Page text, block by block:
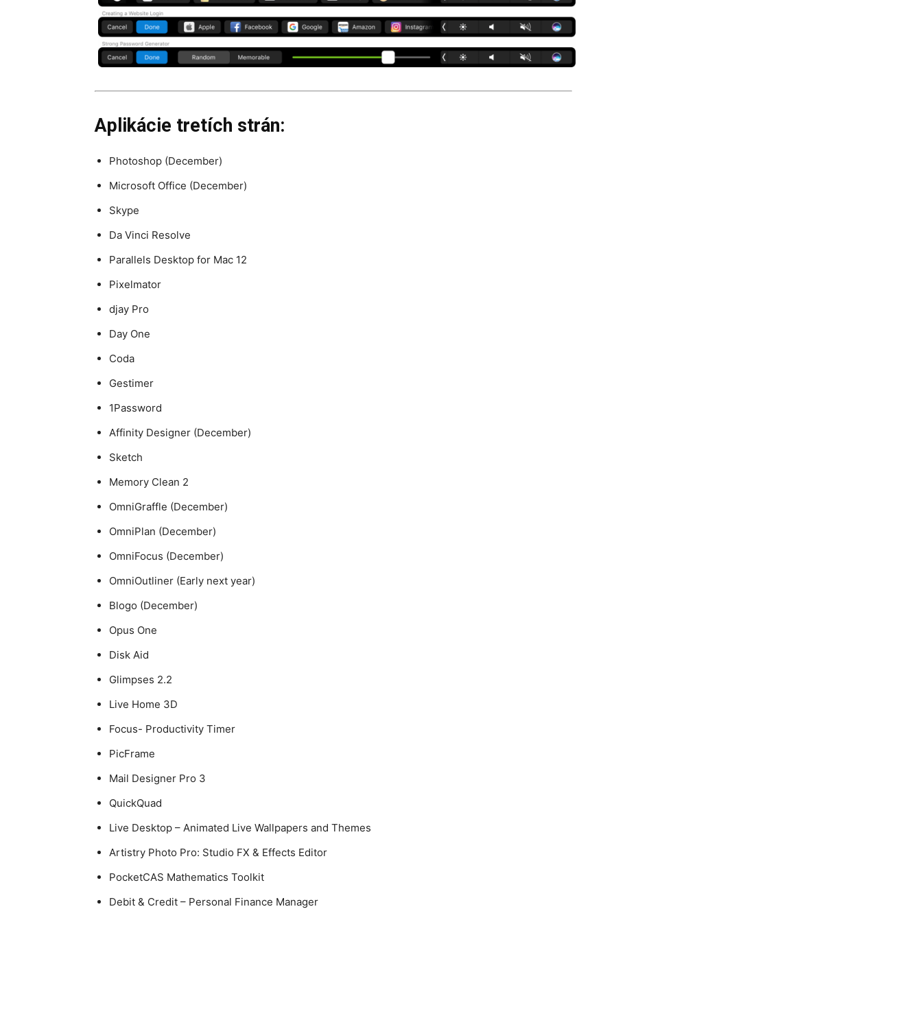
Aplikácie tretích strán:
Photoshop (December)
Microsoft Office (December)
Skype
Da Vinci Resolve
Parallels Desktop for Mac 12
Pixelmator
djay Pro
Day One
Coda
Gestimer
1Password
Affinity Designer (December)
Sketch
Memory Clean 2
OmniGraffle (December)
OmniPlan (December)
OmniFocus (December)
OmniOutliner (Early next year)
Blogo (December)
Opus One
Disk Aid
Glimpses 2.2
Live Home 3D
Focus- Productivity Timer
PicFrame
Mail Designer Pro 3
QuickQuad
Live Desktop – Animated Live Wallpapers and Themes
Artistry Photo Pro: Studio FX & Effects Editor
PocketCAS Mathematics Toolkit
Debit & Credit – Personal Finance Manager